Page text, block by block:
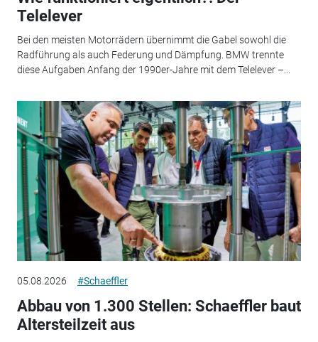
Telelever
Bei den meisten Motorrädern übernimmt die Gabel sowohl die
Radführung als auch Federung und Dämpfung. BMW trennte
diese Aufgaben Anfang der 1990er-Jahre mit dem Telelever –...
05.08.2026 #Schaeffler
Abbau von 1.300 Stellen: Schaeffler baut
Altersteilzeit aus